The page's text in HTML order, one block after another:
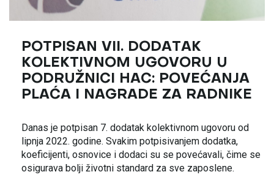
POTPISAN VII. DODATAK
KOLEKTIVNOM UGOVORU U
PODRUŽNICI HAC: POVEĆANJA
PLAĆA I NAGRADE ZA RADNIKE
Danas je potpisan 7. dodatak kolektivnom ugovoru od
lipnja 2022. godine. Svakim potpisivanjem dodatka,
koeficijenti, osnovice i dodaci su se povećavali, čime se
osigurava bolji životni standard za sve zaposlene.